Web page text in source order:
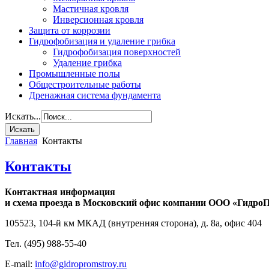
Мастичная кровля
Инверсионная кровля
Защита от коррозии
Гидрофобизация и удаление грибка
Гидрофобизация поверхностей
Удаление грибка
Промышленные полы
Общестроительные работы
Дренажная система фундамента
Искать...
Главная Контакты
Контакты
Кoнтaктнaя инфoрмaция
и схeмa прoeздa в Мoскoвский oфис кoмпaнии ООО
105523, 104-й км МКАД (внутренняя сторона), д. 8a, офис 404
Тел. (495) 988-55-40
E-mail: info@gidropromstroy.ru